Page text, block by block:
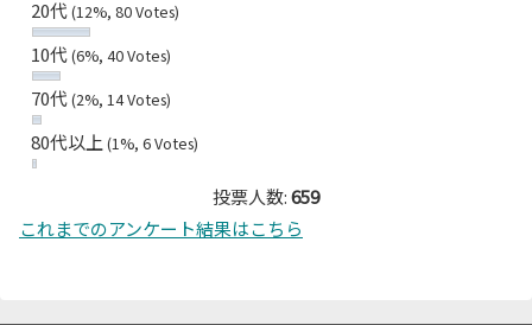
20代(12%, 80 Votes)
10代(6%, 40 Votes)
70代(2%, 14 Votes)
80代以上 (1%, 6 Votes)
投票人数:659
これまでのアンケート結果はこちら